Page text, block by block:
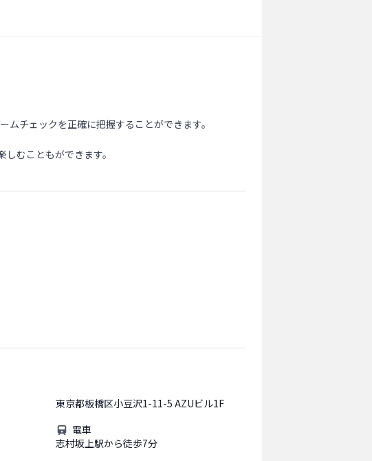
チェックを正確に把握することができます。
むこともができます。
東京都板橋区小豆沢1-11-5 AZUビル1F
電車
志村坂上駅から徒歩7分